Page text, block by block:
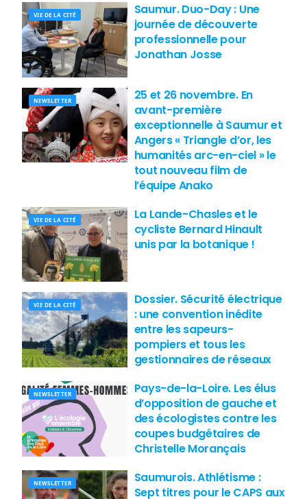
VIE DE LA CITÉ
Saumur. Duo-Day : Une
journée de découverte
professionnelle pour
Jonathan Josse
NEWSLETTER
25 et 26 novembre. En
avant-première
exceptionnelle à Saumur et
Angers « Triangle d’or, les
humanités arc-en-ciel » le
tout nouveau film de
l’équipe Anako
VIE DE LA CITÉ
La Lande-Chasles et le
cycliste Bernard Hinault
unis par la botanique !
VIE DE LA CITÉ
Dossier. Sécurité électrique
: une convention inédite
entre les sapeurs-
pompiers et tous les
gestionnaires de réseaux
NEWSLETTER
Pays-de-la-Loire. Les élus
d’opposition de gauche et
des écologistes contre les
coupes budgétaires de
Christelle Morançais
NEWSLETTER
Saumurois. Athlétisme :
Sept titres pour le CAPS aux